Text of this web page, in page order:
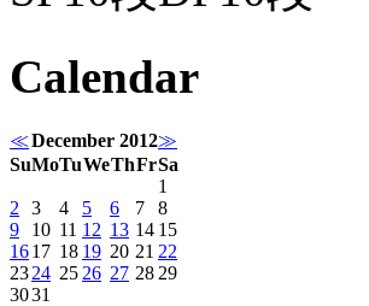
Calendar
≪December 2012≫
SuMoTuWeThFrSa
1
2
3 4 5 6 7
8
9
10 11 12 13 14 15
1617 18 19 20 21 22
2324 25 26 27 28 29
3031